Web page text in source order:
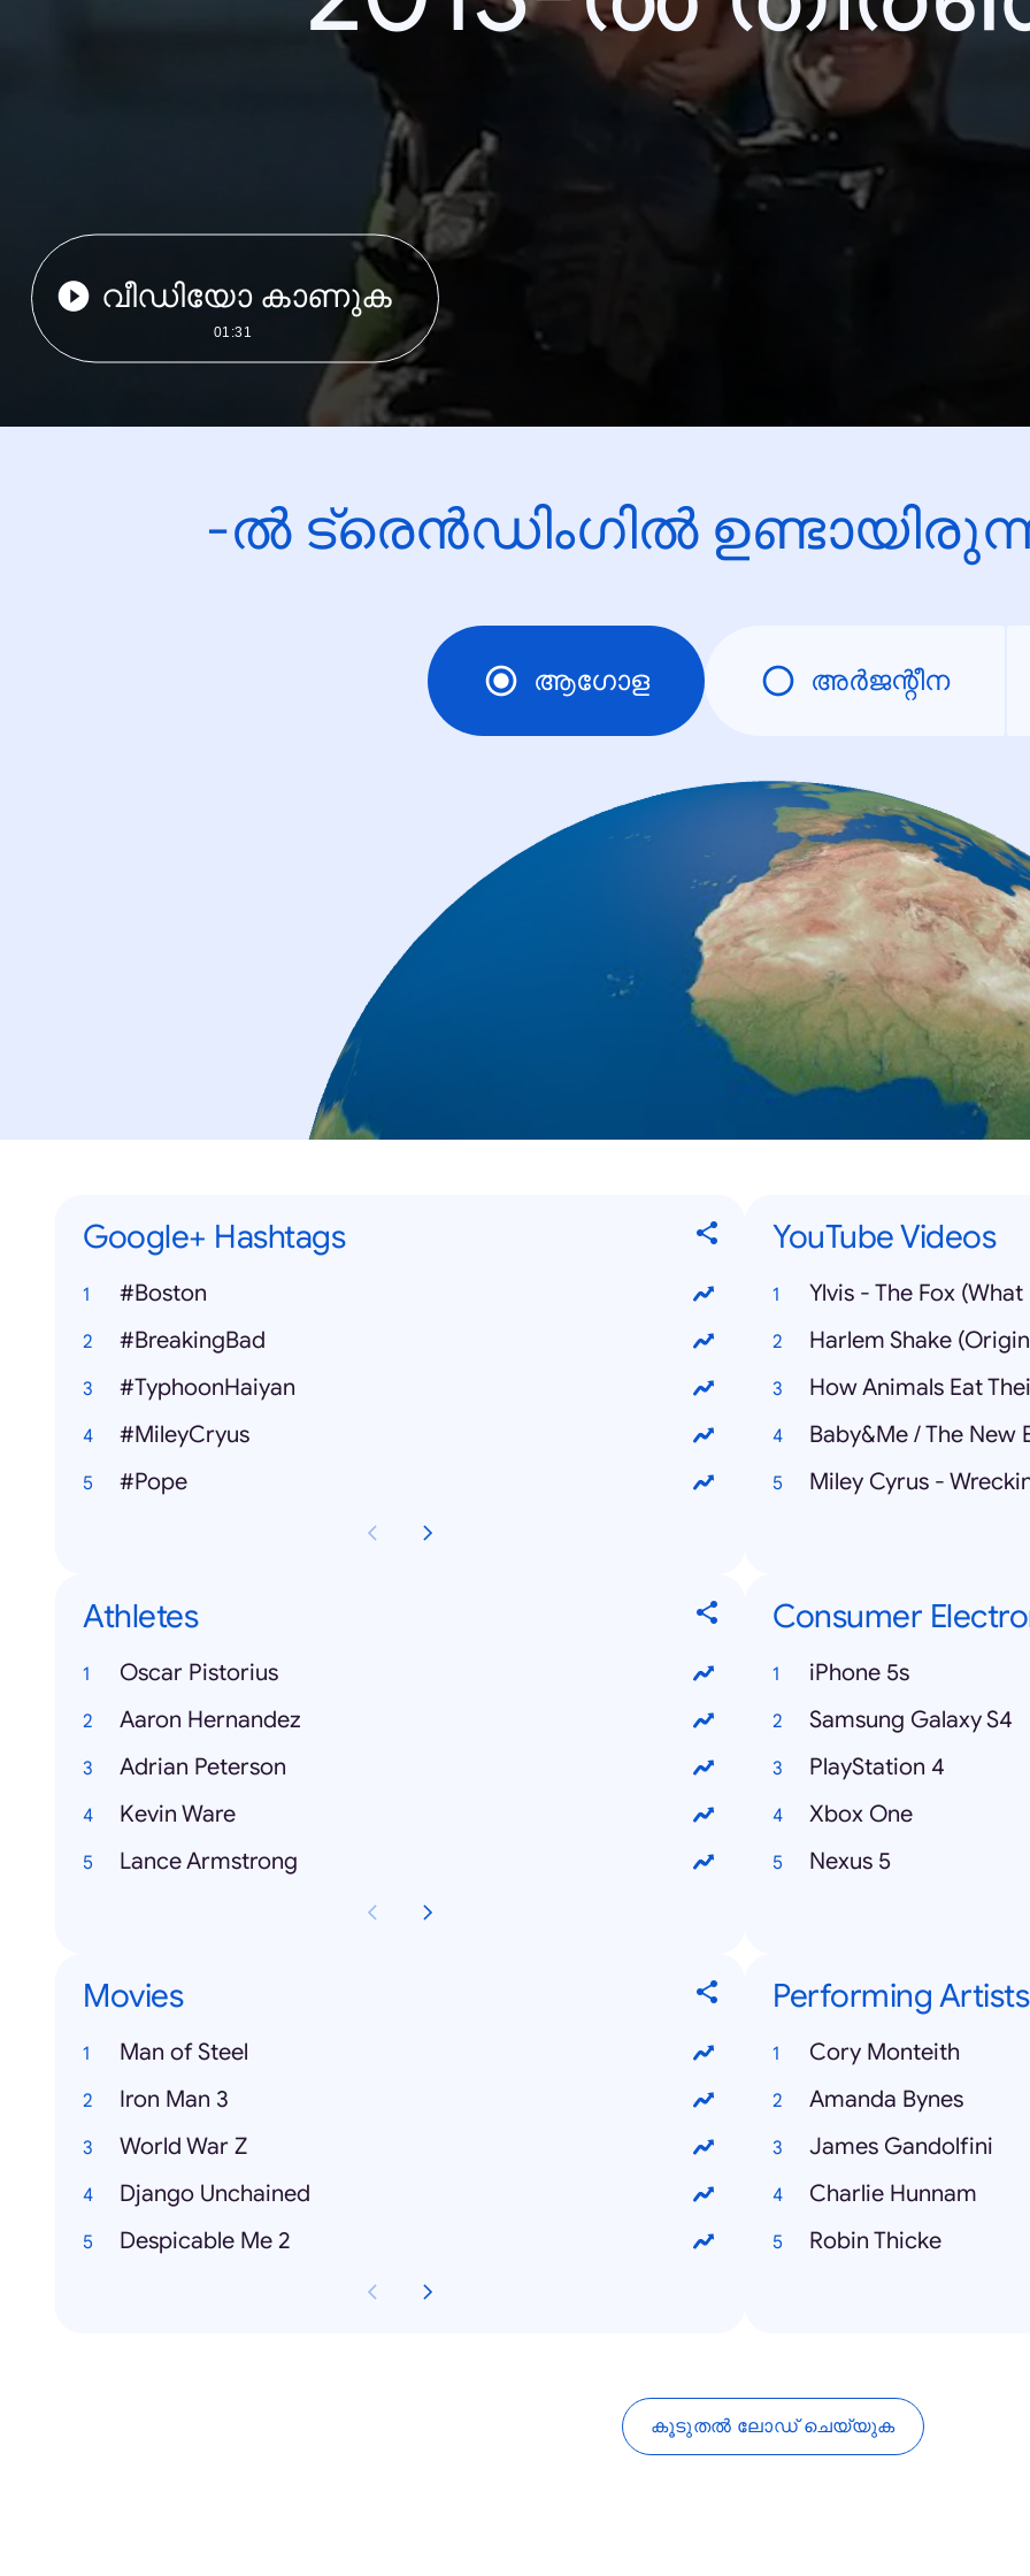
വീഡിയോ കാണുക
01:31
-ൽ ട്രെൻഡിംഗിൽ
ആഗോള അര്‍ജന്റീന
Google+ Hashtags
#Boston
#BreakingBad
#TyphoonHaiyan
#MileyCryus
#Pope
YouTube Videos
Ylvis - The Fox
Harlem Shake
How Animals Eat
Baby&Me / The New
Miley Cyrus -
Athletes
Oscar Pistorius
Aaron Hernandez
Adrian Peterson
Kevin Ware
Lance Armstrong
Consumer
iPhone 5s
Samsung Galaxy S4
PlayStation 4
Xbox One
Nexus 5
Movies
Man of Steel
Iron Man 3
World War Z
Django Unchained
Despicable Me 2
Performing Artists
Cory Monteith
Amanda Bynes
James Gandolfini
Charlie Hunnam
Robin Thicke
കൂടുതൽ ലോഡ് ചെയ്യുക